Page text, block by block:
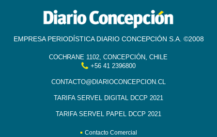
EMPRESA PERIODÍSTICA DIARIO CONCEPCIÓN S.A. ©2008
COCHRANE 1102, CONCEPCIÓN, CHILE
+56 41 2396800
CONTACTO@DIARIOCONCEPCION.CL
TARIFA SERVEL DIGITAL DCCP 2021
TARIFA SERVEL PAPEL DCCP 2021
Contacto Comercial